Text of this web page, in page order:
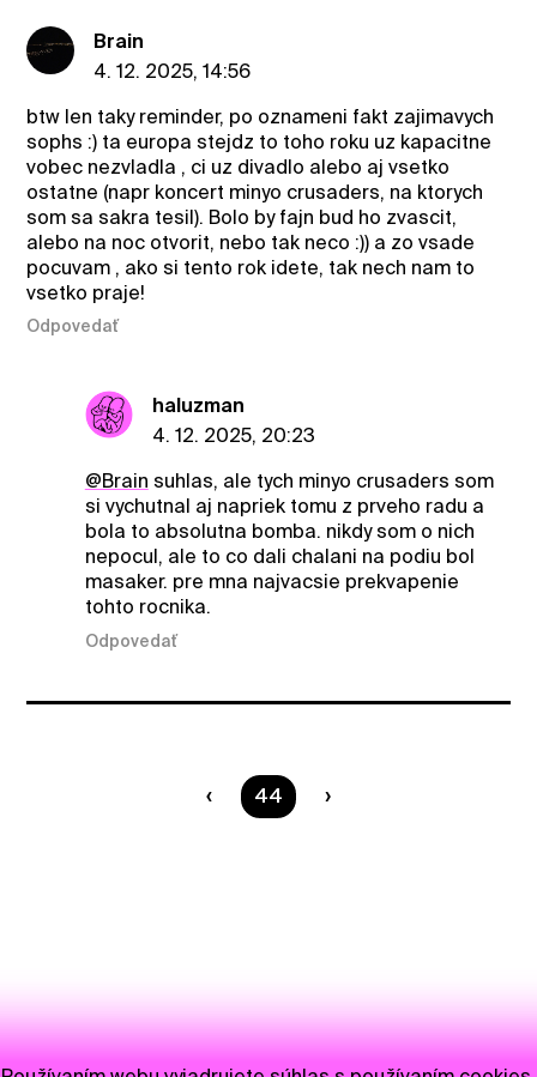
Brain
4. 12. 2025, 14:56
btw len taky reminder, po oznameni fakt zajimavych
sophs :) ta europa stejdz to toho roku uz kapacitne
vobec nezvladla , ci uz divadlo alebo aj vsetko
ostatne (napr koncert minyo crusaders, na ktorych
som sa sakra tesil). Bolo by fajn bud ho zvascit,
alebo na noc otvorit, nebo tak neco :)) a zo vsade
pocuvam , ako si tento rok idete, tak nech nam to
vsetko praje!
Odpovedať
haluzman
4. 12. 2025, 20:23
@Brain suhlas, ale tych minyo crusaders som
si vychutnal aj napriek tomu z prveho radu a
bola to absolutna bomba. nikdy som o nich
nepocul, ale to co dali chalani na podiu bol
masaker. pre mna najvacsie prekvapenie
tohto rocnika.
Odpovedať
Ste na strane
44